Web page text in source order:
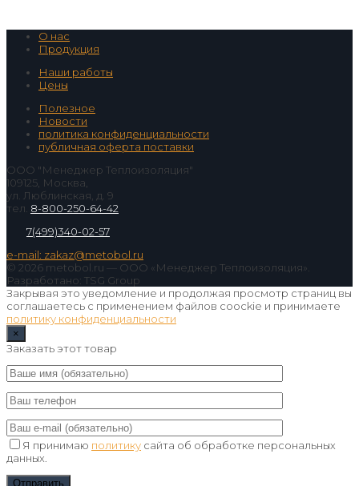
О нас
Продукция
Наши работы
Цены
Полезное
Новости
политика конфиденциальности
публичная оферта поставки
ООО "Менеджер Теплоизоляция"
109125, Москва,
ул. Люблинская, д. 9
тел. 8-800-250-64-42
7(499)340-02-57
e-mail: zakaz@metobol.ru
© 2026 metobol.ru — ООО «Менеджер Теплоизоляция».
Разработано: TSG Group
Закрывая это уведомление и продолжая просмотр страниц вы
соглашаетесь с применением файлов coockie и принимаете
политику конфиденциальности
×
Заказать этот товар
Я принимаю политику сайта об обработке персональных
данных.